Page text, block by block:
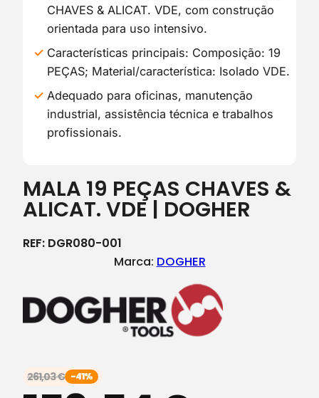
O
Ç
CHAVES & ALICAT. VDE, com construção
orientada para uso intensivo.
Características principais: Composição: 19
PEÇAS; Material/característica: Isolado VDE.
Adequado para oficinas, manutenção
industrial, assistência técnica e trabalhos
profissionais.
MALA 19 PEÇAS CHAVES &
ALICAT. VDE | DOGHER
REF: DGR080-001
Marca: DOGHER
261,03€ -41%